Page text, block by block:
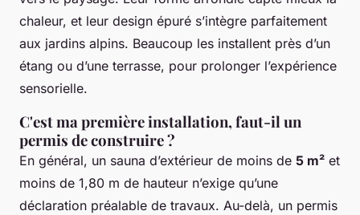
chaleur, et leur design épuré s’intègre parfaitement
aux jardins alpins. Beaucoup les installent près d’un
étang ou d’une terrasse, pour prolonger l’expérience
sensorielle.
C'est ma première installation, faut-il un
permis de construire ?
En général, un sauna d’extérieur de moins de 5 m² et
moins de 1,80 m de hauteur n’exige qu’une
déclaration préalable de travaux. Au-delà, un permis